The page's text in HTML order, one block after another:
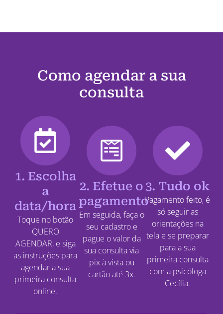
Como agendar a sua
consulta
1. Escolha
a
data/hora
Toque no botão
QUERO
AGENDAR, e siga
as instruções para
agendar a sua
primeira consulta
online.
2. Efetue o
pagamento
Em seguida, faça o
seu cadastro e
pague o valor da
sua consulta via
pix à vista ou
cartão até 3x.
3. Tudo ok
Pagamento feito, é
só seguir as
orientações na
tela e se preparar
para a sua
primeira consulta
com a psicóloga
Cecília.